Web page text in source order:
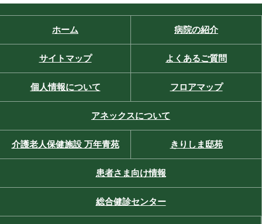
ホーム 病院の紹介
サイトマップ よくあるご質問
個人情報について フロアマップ
アネックスについて
介護老人保健施設 万年青苑 きりしま邸苑
患者さま向け情報
総合健診センター